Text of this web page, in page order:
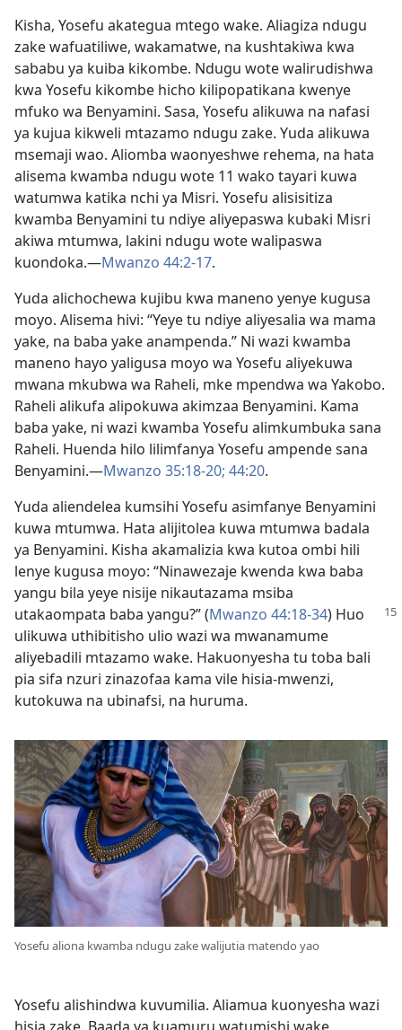
Kisha, Yosefu akategua mtego wake. Aliagiza ndugu
zake wafuatiliwe, wakamatwe, na kushtakiwa kwa
sababu ya kuiba kikombe. Ndugu wote walirudishwa
kwa Yosefu kikombe hicho kilipopatikana kwenye
mfuko wa Benyamini. Sasa, Yosefu alikuwa na nafasi
ya kujua kikweli mtazamo ndugu zake. Yuda alikuwa
msemaji wao. Aliomba waonyeshwe rehema, na hata
alisema kwamba ndugu wote 11 wako tayari kuwa
watumwa katika nchi ya Misri. Yosefu alisisitiza
kwamba Benyamini tu ndiye aliyepaswa kubaki Misri
akiwa mtumwa, lakini ndugu wote walipaswa
kuondoka.—Mwanzo 44:2-17.
Yuda alichochewa kujibu kwa maneno yenye kugusa
moyo. Alisema hivi: “Yeye tu ndiye aliyesalia wa mama
yake, na baba yake anampenda.” Ni wazi kwamba
maneno hayo yaligusa moyo wa Yosefu aliyekuwa
mwana mkubwa wa Raheli, mke mpendwa wa Yakobo.
Raheli alikufa alipokuwa akimzaa Benyamini. Kama
baba yake, ni wazi kwamba Yosefu alimkumbuka sana
Raheli. Huenda hilo lilimfanya Yosefu ampende sana
Benyamini.—Mwanzo 35:18-20; 44:20.
Yuda aliendelea kumsihi Yosefu asimfanye Benyamini
kuwa mtumwa. Hata alijitolea kuwa mtumwa badala
ya Benyamini. Kisha akamalizia kwa kutoa ombi hili
lenye kugusa moyo: “Ninawezaje kwenda kwa baba
yangu bila yeye nisije nikautazama msiba
utakaompata baba yangu?” (Mwanzo 44:18-34) Huo
ulikuwa uthibitisho ulio wazi wa mwanamume
aliyebadili mtazamo wake. Hakuonyesha tu toba bali
pia sifa nzuri zinazofaa kama vile hisia-mwenzi,
kutokuwa na ubinafsi, na huruma.
Yosefu aliona kwamba ndugu zake walijutia matendo yao
Yosefu alishindwa kuvumilia. Aliamua kuonyesha wazi